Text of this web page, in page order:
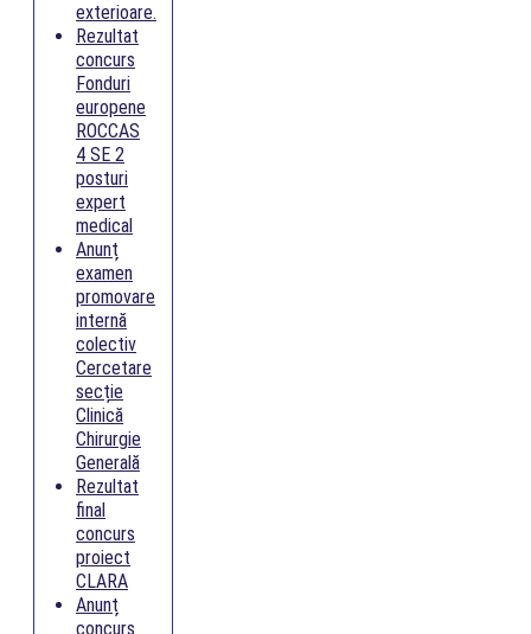
exterioare.
Rezultat
concurs
Fonduri
europene
ROCCAS
4 SE 2
posturi
expert
medical
Anunț
examen
promovare
internă
colectiv
Cercetare
secție
Clinică
Chirurgie
Generală
Rezultat
final
concurs
proiect
CLARA
Anunț
concurs